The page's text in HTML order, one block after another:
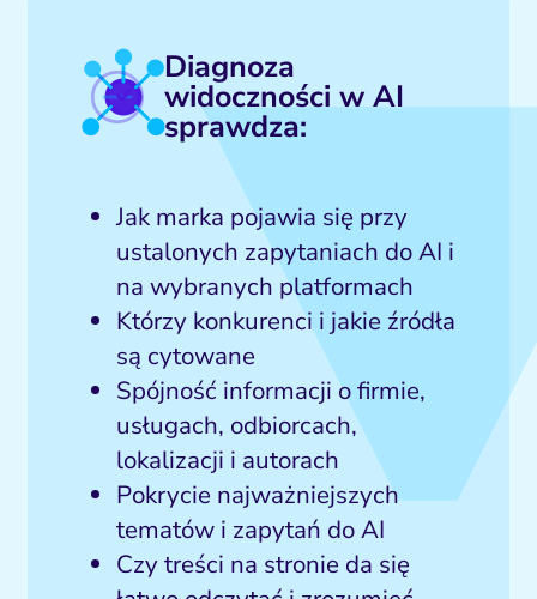
Diagnoza
widoczności w AI
sprawdza:
Jak marka pojawia się przy
ustalonych zapytaniach do AI i
na wybranych platformach
Którzy konkurenci i jakie źródła
są cytowane
Spójność informacji o firmie,
usługach, odbiorcach,
lokalizacji i autorach
Pokrycie najważniejszych
tematów i zapytań do AI
Czy treści na stronie da się